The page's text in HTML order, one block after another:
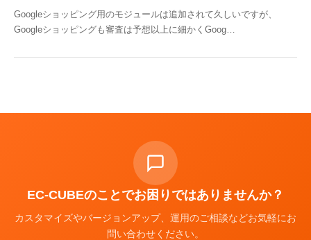
Googleショッピング用のモジュールは追加されて久しいですが、
Googleショッピングも審査は予想以上に細かくGoog…
EC-CUBEのことでお困りではありませんか？
カスタマイズやバージョンアップ、運用のご相談などお気軽にお
問い合わせください。